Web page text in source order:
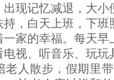
现记忆减退，大小
，白天上班，下班
家的幸福。每天早
电视、听音乐、玩玩
老人散步，假期里带